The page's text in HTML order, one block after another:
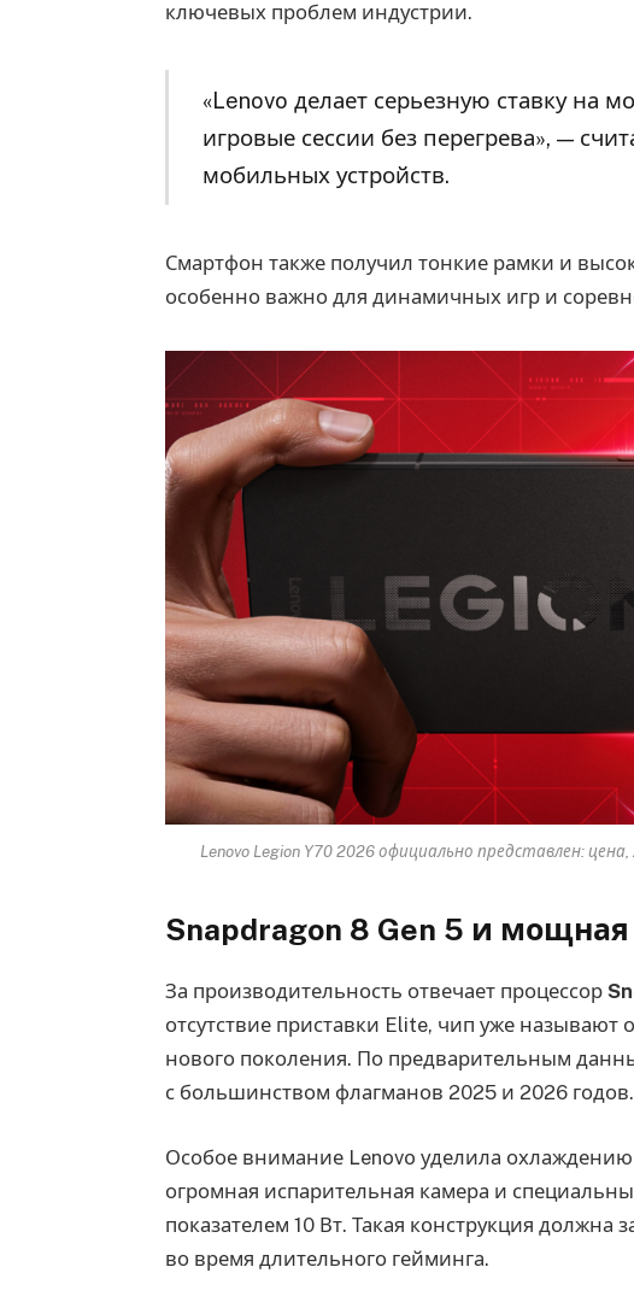
ключевых проблем индустрии.
«Lenovo делает серьезную ставку на
игровые сессии без перегрева», —
мобильных устройств.
Смартфон также получил тонкие рамки и
особенно важно для динамичных игр и
Lenovo Legion Y70 2026 официально представлен:
Snapdragon 8 Gen 5 и
За производительность отвечает процессор
отсутствие приставки Elite, чип уже
нового поколения. По предварительным
с большинством флагманов 2025 и 2026 годов.
Особое внимание Lenovo уделила охлаждению
огромная испарительная камера и
показателем 10 Вт. Такая конструкция должна
во время длительного гейминга.